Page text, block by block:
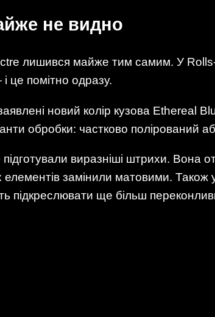
не видно
лишився майже тим самим. У Rolls-
це помітно одразу.
новий колір кузова Ethereal
обробки: частково полірований
підготували виразніші штрихи.
замінили матовими. Також у
підкреслювати ще більш